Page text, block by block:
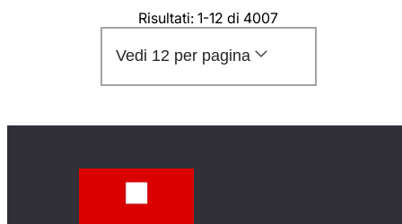
Risultati: 1-12 di 4007
Vedi 12 per pagina